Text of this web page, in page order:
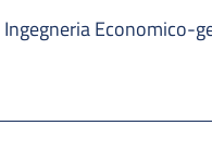
Ingegneria Economico-